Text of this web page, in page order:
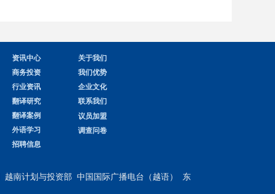
资讯中心
商务投资
行业资讯
翻译研究
翻译案例
外语学习
招聘信息
关于我们
我们优势
企业文化
联系我们
议员加盟
调查问卷
越南计划与投资部 中国国际广播电台（越语）
东